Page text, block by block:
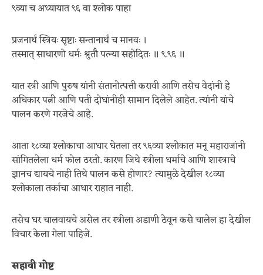
९व्या च अध्यायात ९६ वा श्लोक पाहा
प्रजनार्थं स्त्रियः सृष्टाः सन्तानार्थं च मानवः ।
तस्मात् साधारणो धर्मः श्रुतौ पत्न्या सहोदितः ॥ ९.९६ ॥
यात स्त्री आणि पुरुष यांनी संतानोत्पत्ती करावी आणि तसेच वेदांनी हे
अधिकार पत्नी आणि पती दोघांनीही सामान दिलेले आहेत. त्यांनी यांचे
पालन करणे गरजेचे आहे.
आता १८व्या श्लोकाचा आधार घेतला तर ९६व्या श्लोकात मनू महाराजांनी
सांगितलेला धर्म फोल ठरतो. कारण जिथे स्त्रीला धर्माचे आणि शास्त्राचे
ज्ञानच द्यायचे नाही तिथे पालन कसे होणार? त्यामुळे देखील १८व्या
श्लोकाला तर्काचा आधार राहात नाही.
तसेच घर चालवायचे असेल तर स्त्रीला अडाणी ठेवून कसे चालेल हा देखील
विचार केला गेला पाहिजे.
सहावी गोष्ट